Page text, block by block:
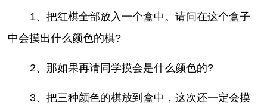
1、把红棋全部放入一个盒中。请问在这个盒子
中会摸出什么颜色的棋?
2、那如果再请同学摸会是什么颜色的?
3、把三种颜色的棋放到盒中，这次还一定会摸